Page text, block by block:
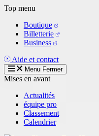
Aller
contenu
principal
Top menu
Boutique
Billetterie
Business
Aide et contact
Menu Fermer
Mises en avant
Actualités
équipe pro
Classement
Calendrier